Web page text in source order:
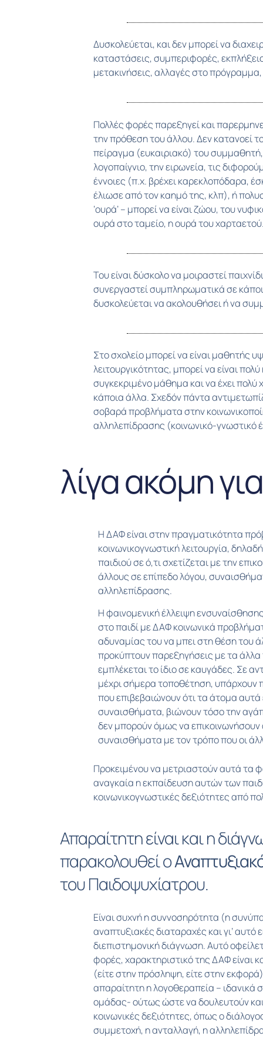
Δυσκολεύεται, και δεν μπορεί να
καταστάσεις, συμπεριφορές,
μετακινήσεις, αλλαγές στο
την εκδρομή του σχολείου. Χρειάζεται
τι «καινούριο» θα αντιμετωπίσει, και να
Πολλές φορές παρεξηγεί και
την πρόθεση του άλλου. Δεν κατανοεί
πείραγμα (ευκαιριακό) του
λογοπαίγνιο, την ειρωνεία, τις
έννοιες (π.χ. βρέχει καρεκλοπόδαρα,
έλιωσε από τον καημό της, κλπ), ή
‘ουρά’ – μπορεί να είναι ζώου, του
ουρά στο ταμείο, η ουρά του
τοποθετήσεις. Δυσκολεύεται να
του, αλλά και να καταλάβει το
φέρεται παράλογα. Επιπλέον, του είναι
τις προθέσεις των συμμαθητών του,
πλησιάσει, τι να πει, πώς να
Μπορεί δηλαδή να έχει δυσκολία και στη
Μπορεί να κάνει περίεργες γκριμάτσες,
Του είναι δύσκολο να μοιραστεί
συνεργαστεί συμπληρωματικά σε
δυσκολεύεται να ακολουθήσει ή να
ενδιαφέρον (είτε αυτό αφορά
άλλων παιδιών. Μπορεί να δείχνει πλήρη
Στο σχολείο μπορεί να είναι μαθητής
λειτουργικότητας, μπορεί να είναι
συγκεκριμένο μάθημα και να έχει πολύ
κάποια άλλα. Σχεδόν πάντα
σοβαρά προβλήματα στην
αλληλεπίδρασης (κοινωνικό-γνωστικό
δηλαδή να βρει πώς θα ξεκινήσει ένας διάλογος,
ακολουθήσει μια συζήτηση και πώς θα
ακούγοντας την εξέλιξη του
επιχειρηματολογώντας ή προβάλλοντας
τοποθέτηση, διότι δυσκολεύεται να
λίγα ακόμη
Η ΔΑΦ είναι στην πραγματικότητα
κοινωνικογνωστική λειτουργία,
παιδιού σε ό,τι σχετίζεται με την
άλλους σε επίπεδο λόγου,
αλληλεπίδρασης.
Η φαινομενική έλλειψη
στο παιδί με ΔΑΦ κοινωνικά
αδυναμίας του να μπει στη θέση του
προκύπτουν παρεξηγήσεις με τα άλλα
εμπλέκεται το ίδιο σε καυγάδες. Σε
μέχρι σήμερα τοποθέτηση, υπάρχουν
που επιβεβαιώνουν ότι τα άτομα
συναισθήματα, βιώνουν τόσο την
δεν μπορούν όμως να επικοινωνήσουν
συναισθήματα με τον τρόπο που οι
Προκειμένου να μετριαστούν αυτά τα
αναγκαία η εκπαίδευση αυτών των
κοινωνικογνωστικές δεξιότητες από
και απαραίτητη η συμβουλευτική των
ενημέρωση των ανθρώπων φροντίδας και των
Απαραίτητη είναι και η
παρακολουθεί ο
του Παιδοψυχίατρου.
Είναι συχνή η συννοσηρότητα (η
αναπτυξιακές διαταραχές και γι’ αυτό
διεπιστημονική διάγνωση. Αυτό
φορές, χαρακτηριστικό της ΔΑΦ είναι
(είτε στην πρόσληψη, είτε στην
απαραίτητη η λογοθεραπεία – ιδανικά
ομάδας- ούτως ώστε να δουλευτούν
κοινωνικές δεξιότητες, όπως ο
συμμετοχή, η ανταλλαγή, η